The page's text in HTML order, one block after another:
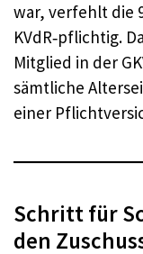
war, verfehlt die
KVdR‑pflichtig.
Mitglied in der
sämtliche
einer
Schritt für
den